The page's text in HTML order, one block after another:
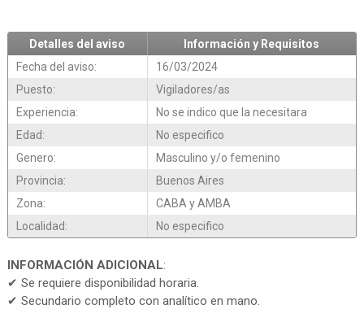
Detalles del aviso
Información y Requisitos
Fecha del aviso:
16/03/2024
Puesto:
Vigiladores/as
Experiencia:
No se indico que la necesitara
Edad:
No especifico
Genero:
Masculino y/o femenino
Provincia:
Buenos Aires
Zona:
CABA y AMBA
Localidad:
No especifico
INFORMACIÓN ADICIONAL:
✔ Se requiere disponibilidad horaria.
✔ Secundario completo con analítico en mano.